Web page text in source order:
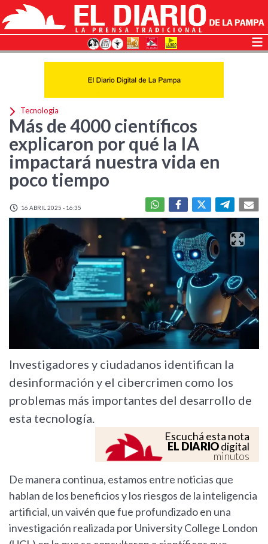
Tecnologia
Más de 4000 científicos
explicaron por qué la IA
impactará nuestra vida en
poco tiempo
16 ABRIL 2025 - 16:35
Investigadores y ciudadanos identifican la
desinformación y el cibercrimen como los
problemas más importantes del desarrollo de
esta tecnología.
Escuchá esta nota
EL DIARIOdigital
minutos
De manera continua, estamos entre noticias que
hablan de los beneficios y los riesgos de la inteligencia
artificial, un vaivén que fue profundizado en una
investigación realizada por University College London